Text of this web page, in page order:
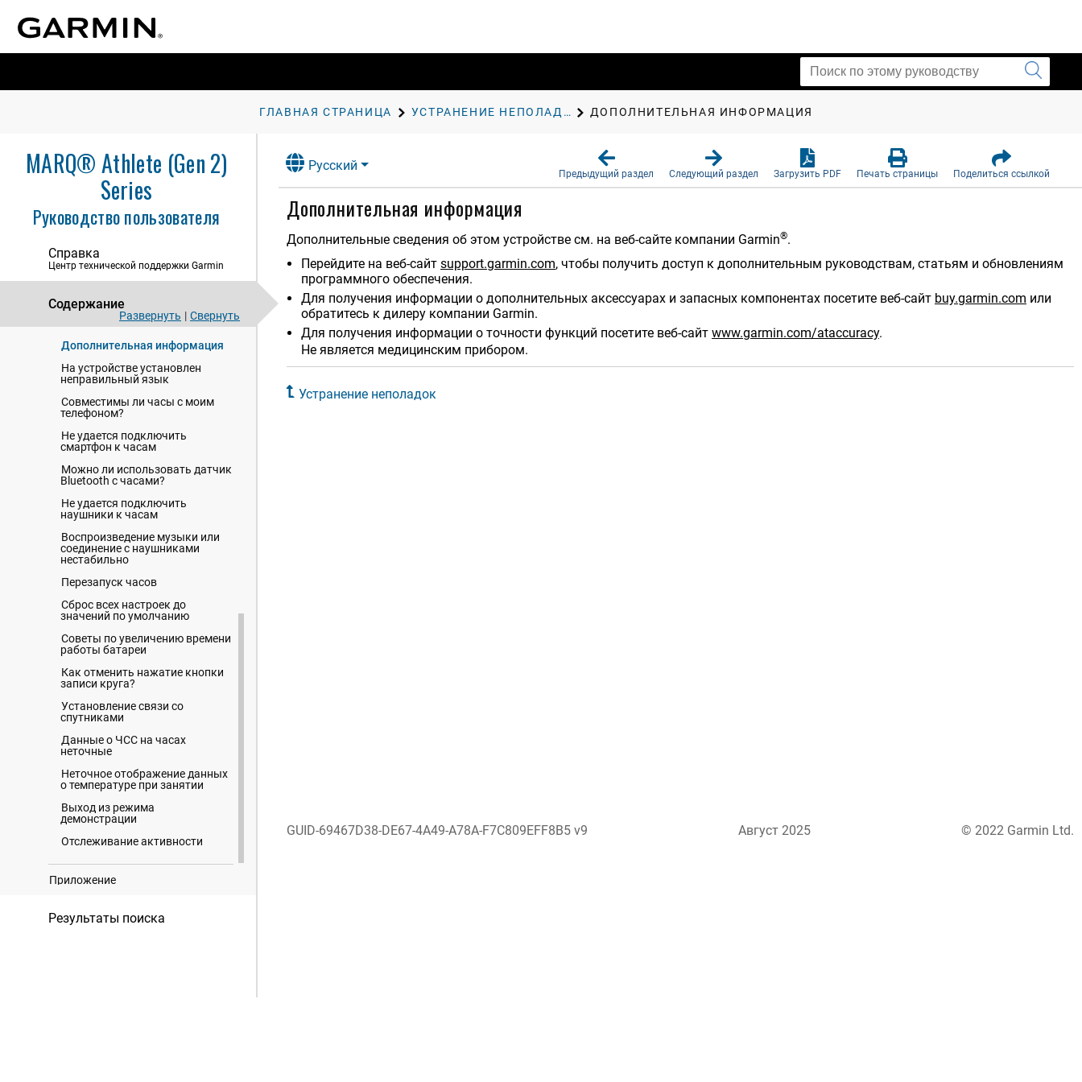
ГЛАВНАЯ СТРАНИЦА УСТРАНЕНИЕ НЕПОЛАДОК ДОПОЛНИТЕЛЬНАЯ ИНФОРМАЦИЯ
MARQ® Athlete (Gen 2)
Series
Руководство пользователя
Справка
Центр технической поддержки Garmin
Содержание
Развернуть | Свернуть
Возможности подключения
Навигация
Информация об устройстве
Устранение неполадок
Обновления продукта
Дополнительная информация
На устройстве установлен
неправильный язык
Совместимы ли часы с моим
телефоном?
Не удается подключить
смартфон к часам
Можно ли использовать датчик
Bluetooth с часами?
Не удается подключить
наушники к часам
Воспроизведение музыки или
соединение с наушниками
нестабильно
Перезапуск часов
Сброс всех настроек до
значений по умолчанию
Советы по увеличению времени
работы батареи
Как отменить нажатие кнопки
записи круга?
Установление связи со
спутниками
Данные о ЧСС на часах
неточные
Неточное отображение данных
о температуре при занятии
Выход из режима
демонстрации
Отслеживание активности
Приложение
Информация о товарных знаках
Результаты поиска
Русский
Предыдущий раздел Следующий раздел Загрузить PDF Печать страницы Поделиться ссылкой
Дополнительная информация
Дополнительные сведения об этом устройстве см. на веб-сайте компании Garmin®.
Перейдите на веб-сайт support.garmin.com, чтобы получить доступ к дополнительным руководствам, статьям и обновлениям
программного обеспечения.
Для получения информации о дополнительных аксессуарах и запасных компонентах посетите веб-сайт buy.garmin.com или
обратитесь к дилеру компании Garmin.
Для получения информации о точности функций посетите веб-сайт www.garmin.com/ataccuracy.
Не является медицинским прибором.
Устранение неполадок
GUID-69467D38-DE67-4A49-A78A-F7C809EFF8B5 v9 Август 2025 © 2022 Garmin Ltd.